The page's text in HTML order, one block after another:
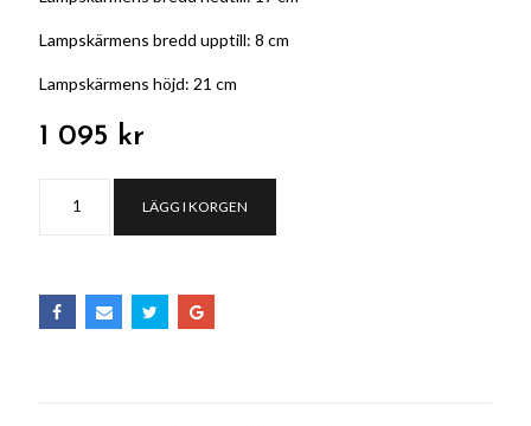
Lampskärmens bredd upptill: 8 cm
Lampskärmens höjd: 21 cm
1 095 kr
LÄGG I KORGEN